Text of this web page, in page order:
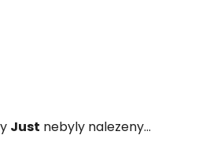
Just nebyly nalezeny...